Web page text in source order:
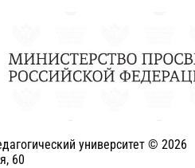
университет © 2026
60